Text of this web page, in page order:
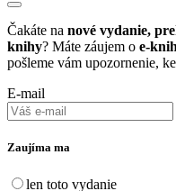
Čakáte na nové vydanie,
knihy? Máte záujem o e-
pošleme vám upozornenie,
E-mail
Zaujíma ma
len toto vydanie